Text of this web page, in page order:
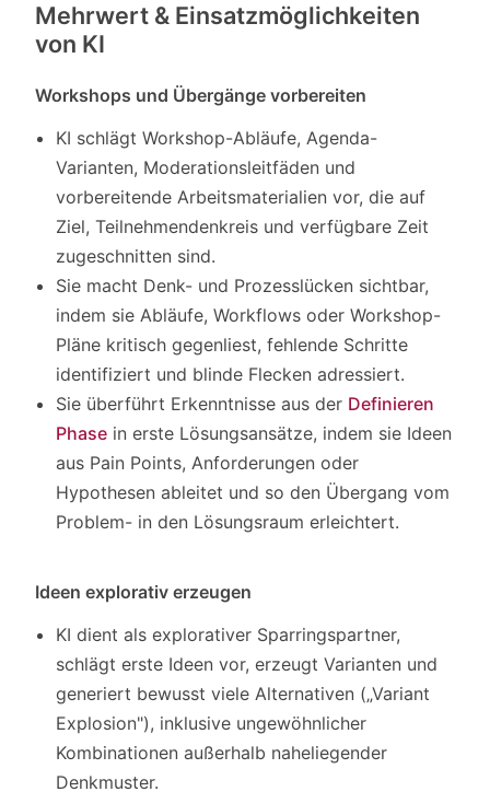
Mehrwert & Einsatzmöglichkeiten
von KI
Workshops und Übergänge vorbereiten
KI schlägt Workshop-Abläufe, Agenda-
Varianten, Moderationsleitfäden und
vorbereitende Arbeitsmaterialien vor, die auf
Ziel, Teilnehmendenkreis und verfügbare Zeit
zugeschnitten sind.
Sie macht Denk- und Prozesslücken sichtbar,
indem sie Abläufe, Workflows oder Workshop-
Pläne kritisch gegenliest, fehlende Schritte
identifiziert und blinde Flecken adressiert.
Sie überführt Erkenntnisse aus der Definieren
Phase in erste Lösungsansätze, indem sie Ideen
aus Pain Points, Anforderungen oder
Hypothesen ableitet und so den Übergang vom
Problem- in den Lösungsraum erleichtert.
Ideen explorativ erzeugen
KI dient als explorativer Sparringspartner,
schlägt erste Ideen vor, erzeugt Varianten und
generiert bewusst viele Alternativen („Variant
Explosion"), inklusive ungewöhnlicher
Kombinationen außerhalb naheliegender
Denkmuster.